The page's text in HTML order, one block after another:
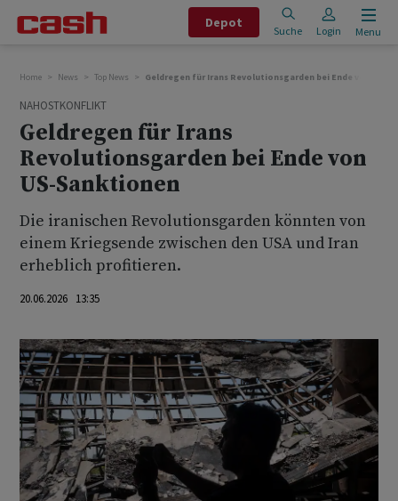
Depot
Suche Login Menu
Home News Top News Geldregen für Irans Revolutionsgarden bei Ende von US-
NAHOSTKONFLIKT
Geldregen für Irans
Revolutionsgarden bei Ende von
US-Sanktionen
Die iranischen Revolutionsgarden könnten von
einem Kriegsende zwischen den USA und Iran
erheblich profitieren.
20.06.2026 13:35